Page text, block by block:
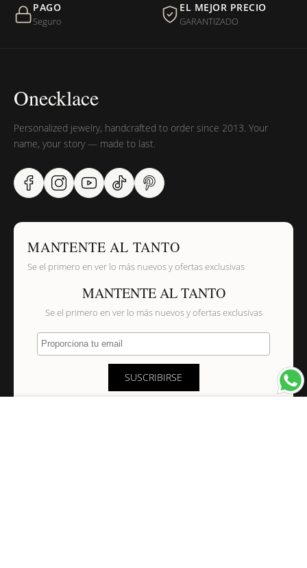
¿Sus productos son libres de níquel?
PAGO
Seguro
EL MEJOR PRECIO
GARANTIZADO
Onecklace
Personalized jewelry, handcrafted to order since 2013. Your
name, your story — made to last.
MANTENTE AL TANTO
Se el primero en ver lo más nuevos y ofertas exclusivas
MANTENTE AL TANTO
Se el primero en ver lo más nuevos y ofertas exclusivas
Proporciona tu email
SUSCRIBIRSE